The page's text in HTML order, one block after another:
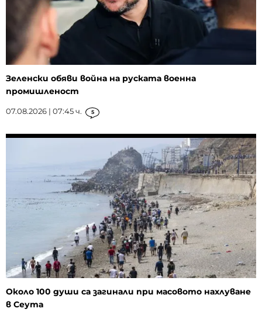
Зеленски обяви война на руската военна
промишленост
07.08.2026 | 07:45 ч. 5
Около 100 души са загинали при масовото нахлуване
в Сеута